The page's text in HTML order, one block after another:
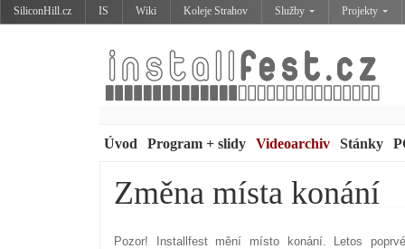
SiliconHill.cz IS Wiki Koleje Strahov Služby Projekty
Úvod Program + slidy Videoarchiv Stánky
Změna místa konání
Pozor! Installfest mění místo konání. Letos